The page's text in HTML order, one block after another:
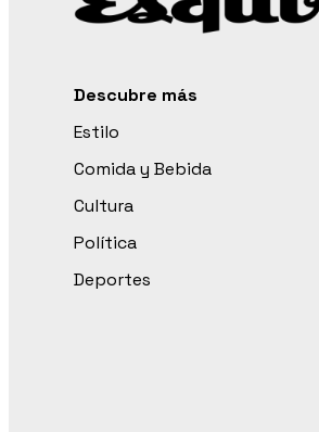
Descubre más
Estilo
Comida y Bebida
Cultura
Política
Deportes